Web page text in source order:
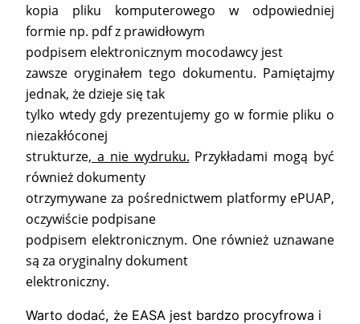
kopia pliku komputerowego w odpowiedniej
formie np. pdf z prawidłowym
podpisem elektronicznym mocodawcy jest
zawsze oryginałem tego dokumentu. Pamiętajmy
jednak, że dzieje się tak
tylko wtedy gdy prezentujemy go w formie pliku o
niezakłóconej
strukturze, a nie wydruku. Przykładami mogą być
również dokumenty
otrzymywane za pośrednictwem platformy ePUAP,
oczywiście podpisane
podpisem elektronicznym. One również uznawane
są za oryginalny dokument
elektroniczny.
Warto dodać, że EASA jest bardzo procyfrowa i